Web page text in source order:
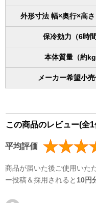
外形寸法 幅×奥行×高さ
保冷効力（6時間
本体質量（約kg
メーカー希望小
この商品のレビュー(全1
平均評価
商品が届いた後ご使用いただ
ー投稿＆採用されると 10円